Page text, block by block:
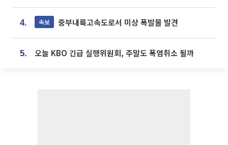
4. 속보 중부내륙고속도로서 미상 폭발물 발견
5. 오늘 KBO 긴급 실행위원회, 주말도 폭염취소 될까